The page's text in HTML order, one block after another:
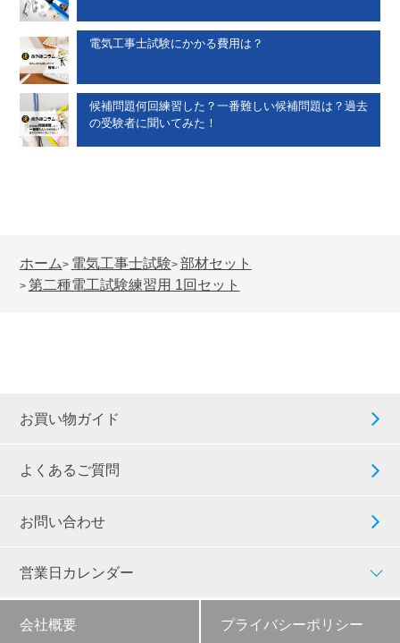
電気工事士試験にかかる費用は？
候補問題何回練習した？一番難しい候補問題は？過去
の受験者に聞いてみた！
ホーム> 電気工事士試験> 部材セット
> 第二種電工試験練習用 1回セット
お買い物ガイド
よくあるご質問
お問い合わせ
営業日カレンダー
会社概要 プライバシーポリシー